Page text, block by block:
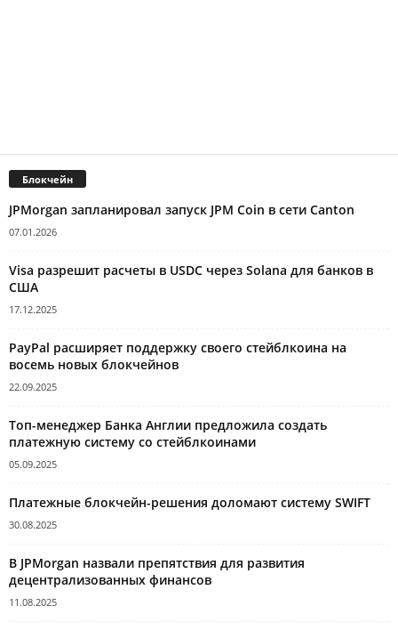
Блокчейн
JPMorgan запланировал запуск JPM Coin в сети Canton
07.01.2026
Visa разрешит расчеты в USDC через Solana для банков в
США
17.12.2025
PayPal расширяет поддержку своего стейблкоина на
восемь новых блокчейнов
22.09.2025
Топ-менеджер Банка Англии предложила создать
платежную систему со стейблкоинами
05.09.2025
Платежные блокчейн-решения доломают систему SWIFT
30.08.2025
В JPMorgan назвали препятствия для развития
децентрализованных финансов
11.08.2025